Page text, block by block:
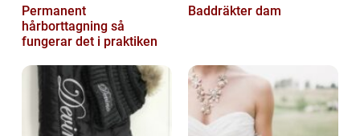
Permanent
hårborttagning så
fungerar det i praktiken
Baddräkter dam